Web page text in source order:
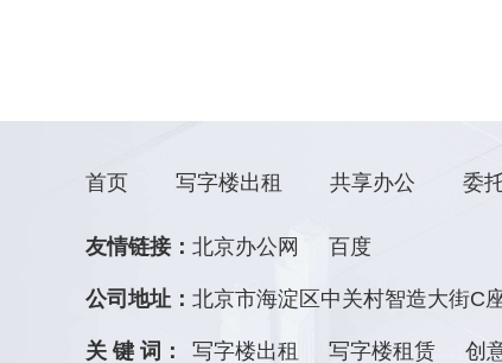
首页 写字楼出租 共享办公 委
友情链接： 北京办公网 百度
公司地址： 北京市海淀区中关村智造大街C
关 键 词： 写字楼出租 写字楼租赁 创